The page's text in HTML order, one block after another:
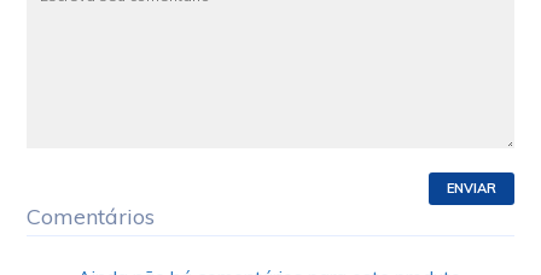
ENVIAR
Comentários